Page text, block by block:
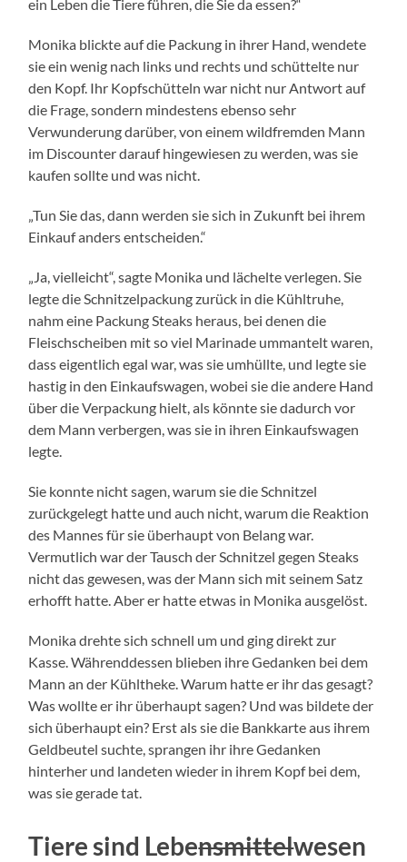
ein Leben die Tiere führen, die Sie da essen?“
Monika blickte auf die Packung in ihrer Hand, wendete
sie ein wenig nach links und rechts und schüttelte nur
den Kopf. Ihr Kopfschütteln war nicht nur Antwort auf
die Frage, sondern mindestens ebenso sehr
Verwunderung darüber, von einem wildfremden Mann
im Discounter darauf hingewiesen zu werden, was sie
kaufen sollte und was nicht.
„Tun Sie das, dann werden sie sich in Zukunft bei ihrem
Einkauf anders entscheiden.“
„Ja, vielleicht“, sagte Monika und lächelte verlegen. Sie
legte die Schnitzelpackung zurück in die Kühltruhe,
nahm eine Packung Steaks heraus, bei denen die
Fleischscheiben mit so viel Marinade ummantelt waren,
dass eigentlich egal war, was sie umhüllte, und legte sie
hastig in den Einkaufswagen, wobei sie die andere Hand
über die Verpackung hielt, als könnte sie dadurch vor
dem Mann verbergen, was sie in ihren Einkaufswagen
legte.
Sie konnte nicht sagen, warum sie die Schnitzel
zurückgelegt hatte und auch nicht, warum die Reaktion
des Mannes für sie überhaupt von Belang war.
Vermutlich war der Tausch der Schnitzel gegen Steaks
nicht das gewesen, was der Mann sich mit seinem Satz
erhofft hatte. Aber er hatte etwas in Monika ausgelöst.
Monika drehte sich schnell um und ging direkt zur
Kasse. Währenddessen blieben ihre Gedanken bei dem
Mann an der Kühltheke. Warum hatte er ihr das gesagt?
Was wollte er ihr überhaupt sagen? Und was bildete der
sich überhaupt ein? Erst als sie die Bankkarte aus ihrem
Geldbeutel suchte, sprangen ihr ihre Gedanken
hinterher und landeten wieder in ihrem Kopf bei dem,
was sie gerade tat.
Tiere sind Lebensmittelwesen